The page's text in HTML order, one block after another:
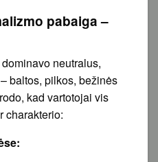
pabaiga –
neutralus,
baltos, pilkos, bežinės
kad vartotojai vis
charakterio: